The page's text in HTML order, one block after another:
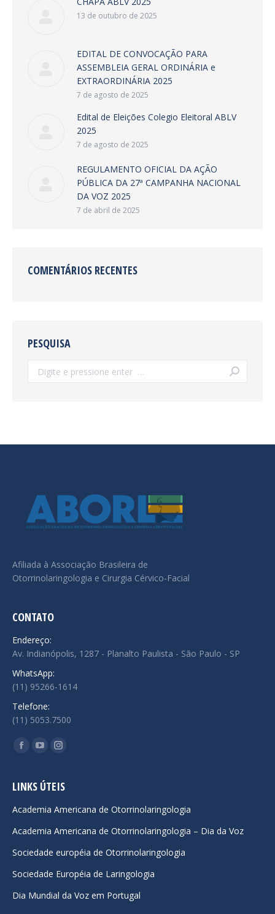
13 de outubro de 2025
EDITAL DE CONVOCAÇÃO PARA
ASSEMBLEIA GERAL ORDINÁRIA e
EXTRAORDINÁRIA 2025
7 de agosto de 2025
Edital de Eleições Colegio Eleitoral ABLV
2025
7 de agosto de 2025
REGULAMENTO OFICIAL DA AÇÃO
PÚBLICA DA 27ª CAMPANHA NACIONAL
DA VOZ 2025
7 de abril de 2025
COMENTÁRIOS RECENTES
PESQUISA
Search:
Afiliada à Associação Brasileira de
Otorrinolaringologia e Cirurgia Cérvico-Facial
CONTATO
Endereço:
Av. Indianópolis, 1287 - Planalto Paulista - São Paulo - SP
WhatsApp:
(11) 95266-1614
Telefone:
(11) 5053.7500
Encontre-nos em:
Facebook
opens
new
window
YouTube
opens
new
window
Instagram
opens
new
window
LINKS ÚTEIS
Academia Americana de Otorrinolaringologia
Academia Americana de Otorrinolaringologia – Dia da Voz
Sociedade européia de Otorrinolaringologia
Sociedade Européia de Laringologia
Dia Mundial da Voz em Portugal